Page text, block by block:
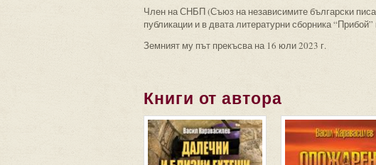
Член на СНБП (Съюз на независимите български
публикации и в двата литературни сборника
Земният му път прекъсва на 16 юли 2023 г.
Книги от автора